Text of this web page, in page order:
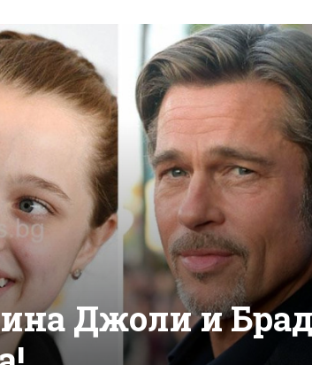
Джоли и